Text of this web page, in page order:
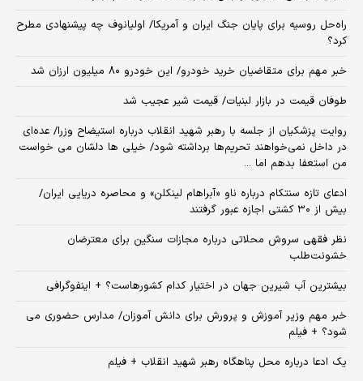
راه‌حل روسیه برای پایان جنگ ایران و آمریکا/ اولیانوف چه پیشنهادی مطرح
کرد؟
خبر مهم برای متقاضیان خرید خودرو/ این خودرو ۸۰ میلیون ارزان شد
طوفان قیمت در بازار لبنیات/ قیمت شیر عجیب شد
روایت پزشکیان از جلسه با رهبر شهید انقلاب درباره استیضاح وزرا/ عده‌ای
در داخل نمی‌خواهند تحریم‌ها برداشته شود/ خیلی ها دلشان می خواست
من استعفا بدهم اما ...
ادعای تازه سنتکام درباره ناو «آبراهام لینکلن» و محاصره دریایی ایران/
بیش از ۳۰ کشتی اجازه عبور گرفتند
نظر فقهی سروش محلاتی درباره مجازات سنگین برای معترضان
خشونت‌طلب
بیشترین آب شیرین جهان در اختیار کدام کشورهاست؟ + اینفوگرافی
خبر مهم وزیر آموزش و پرورش برای دانش آموزان/ مدارس حضوری می
شود؟ + فیلم
یک ادعا درباره محل پناهگاه‌ رهبر شهید انقلاب + فیلم